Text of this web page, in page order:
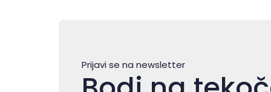
Prijavi se na newsletter